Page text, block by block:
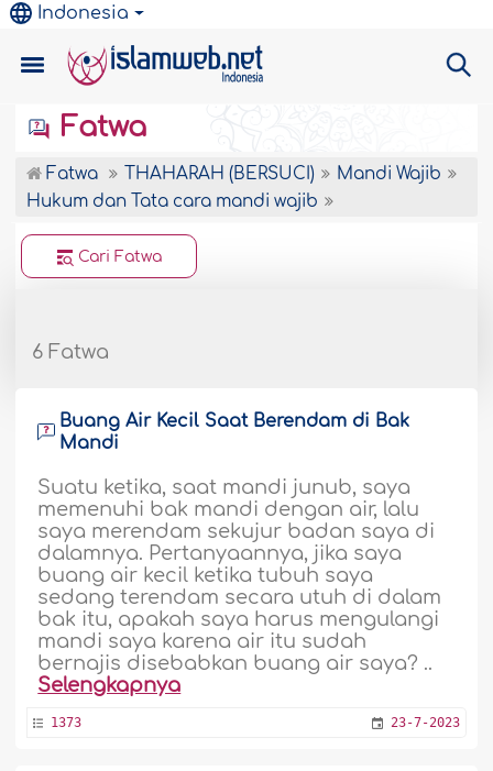
Indonesia
Fatwa
Fatwa THAHARAH (BERSUCI)
Mandi Wajib
Hukum dan Tata cara mandi wajib
Cari Fatwa
6 Fatwa
Buang Air Kecil Saat Berendam di Bak
Mandi
Suatu ketika, saat mandi junub, saya
memenuhi bak mandi dengan air, lalu
saya merendam sekujur badan saya di
dalamnya. Pertanyaannya, jika saya
buang air kecil ketika tubuh saya
sedang terendam secara utuh di dalam
bak itu, apakah saya harus mengulangi
mandi saya karena air itu sudah
bernajis disebabkan buang air saya? ..
Selengkapnya
1373 23-7-2023